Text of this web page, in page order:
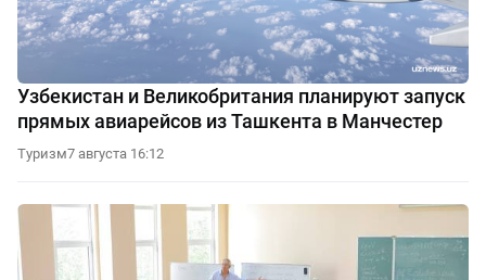
Узбекистан и Великобритания планируют запуск
прямых авиарейсов из Ташкента в Манчестер
Туризм7 августа 16:12